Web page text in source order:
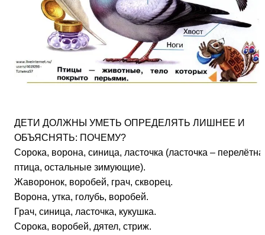
ДЕТИ ДОЛЖНЫ УМЕТЬ ОПРЕДЕЛЯТЬ ЛИШНЕЕ И
ОБЪЯСНЯТЬ: ПОЧЕМУ?
Сорока, ворона, синица, ласточка (ласточка –
птица, остальные зимующие).
Жаворонок, воробей, грач, скворец.
Ворона, утка, голубь, воробей.
Грач, синица, ласточка, кукушка.
Сорока, воробей, дятел, стриж.